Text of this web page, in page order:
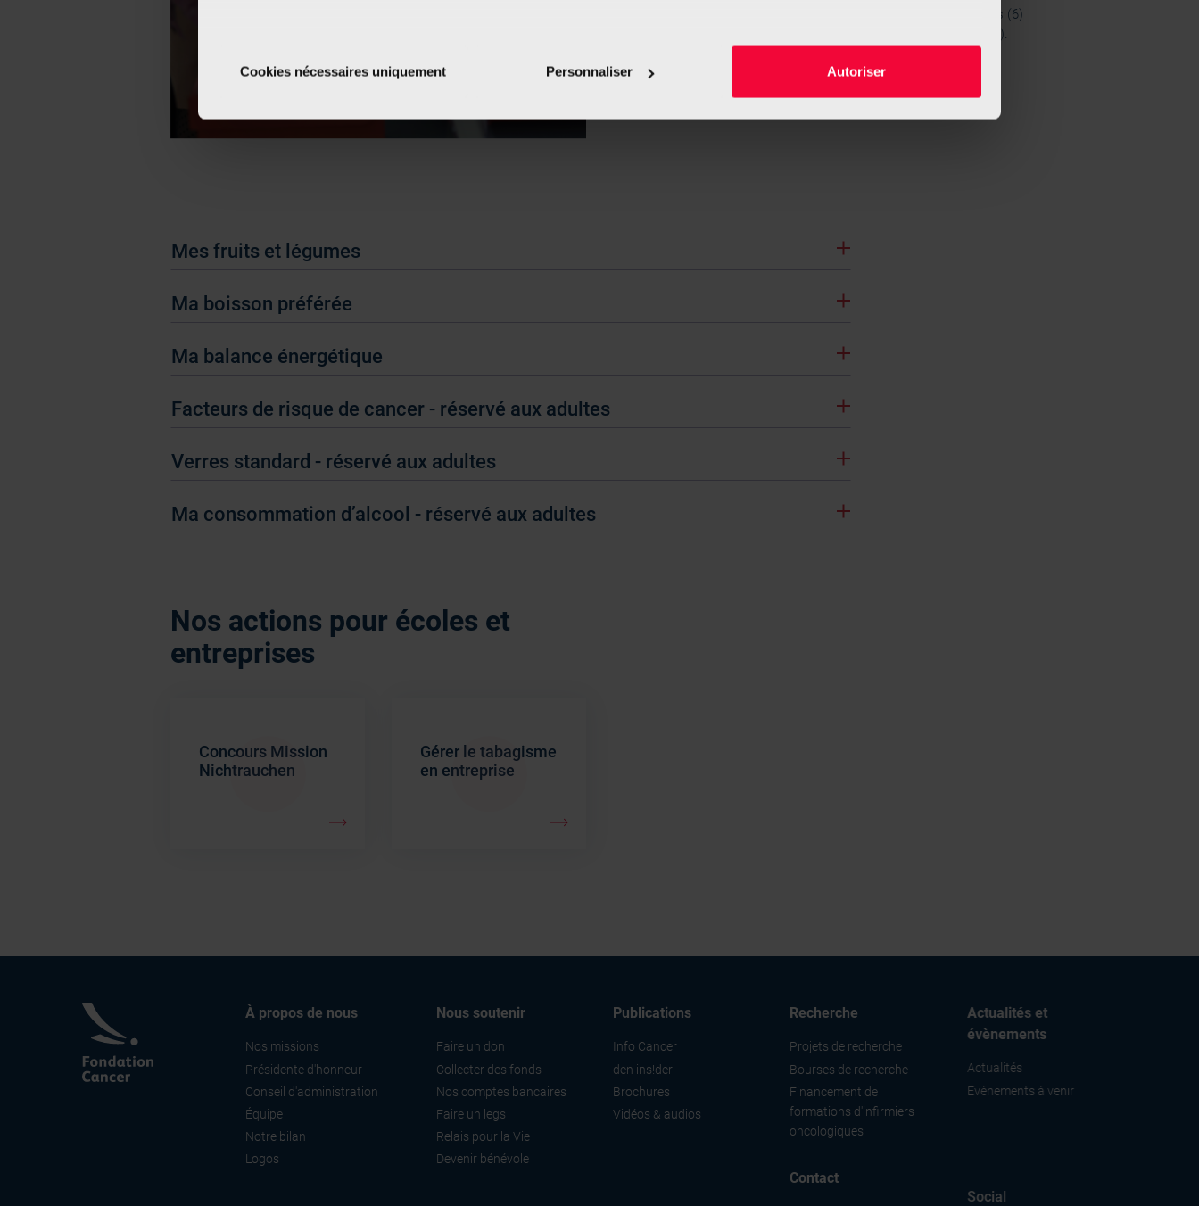
Identifier votre appareil en l'analysant activement pour en relever les caractéristiques spécifiques (empreintes
vous leur avez fournies ou qu'ils ont collectées lors de votre utilisation de leurs services.
Cookies nécessaires uniquement Personnaliser Autoriser
Le Food Lab peut être réservé avec tous les ateliers (6)
ou avec uniquement un choix d’ateliers (minimum 3).
Nous contacter
Mes fruits et légumes
Ma boisson préférée
Ma balance énergétique
Facteurs de risque de cancer - réservé aux adultes
Verres standard - réservé aux adultes
Ma consommation d’alcool - réservé aux adultes
Nos actions pour écoles et
entreprises
Concours Mission
Nichtrauchen
Gérer le tabagisme
en entreprise
À propos de nous
Nos missions
Présidente d'honneur
Conseil d'administration
Équipe
Notre bilan
Logos
Nous soutenir
Faire un don
Collecter des fonds
Nos comptes bancaires
Faire un legs
Relais pour la Vie
Devenir bénévole
Publications
Info Cancer
den ins!der
Brochures
Vidéos & audios
Recherche
Projets de recherche
Bourses de recherche
Financement de
formations d'infirmiers
oncologiques
Contact
Actualités et
évènements
Actualités
Evènements à venir
Social